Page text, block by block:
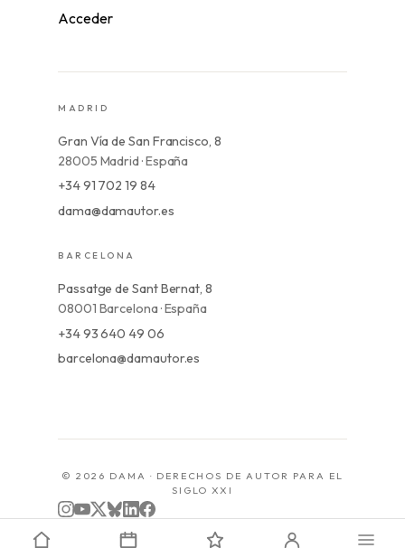
Acceder
MADRID
Gran Vía de San Francisco, 8
28005 Madrid · España
+34 91 702 19 84
dama@damautor.es
BARCELONA
Passatge de Sant Bernat, 8
08001 Barcelona · España
+34 93 640 49 06
barcelona@damautor.es
© 2026 DAMA · DERECHOS DE AUTOR PARA EL
SIGLO XXI